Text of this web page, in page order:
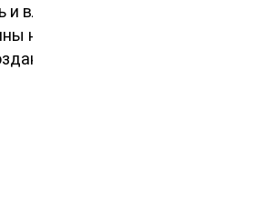
влагозащиту.
на рынке. Если